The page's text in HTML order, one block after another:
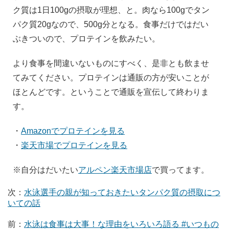
ク質は1日100gの摂取が理想、と。肉なら100gでタン
パク質20gなので、500g分となる。食事だけではだい
ぶきついので、プロテインを飲みたい。
より食事を間違いないものにすべく、是非とも飲ませ
てみてください。プロテインは通販の方が安いことが
ほとんどです。ということで通販を宣伝して終わりま
す。
・ Amazonでプロテインを見る
・ 楽天市場でプロテインを見る
※自分はだいたいアルペン楽天市場店で買ってます。
次： 水泳選手の親が知っておきたいタンパク質の摂取につ
いての話
前： 水泳は食事は大事！な理由をいろいろ語る #いつもの